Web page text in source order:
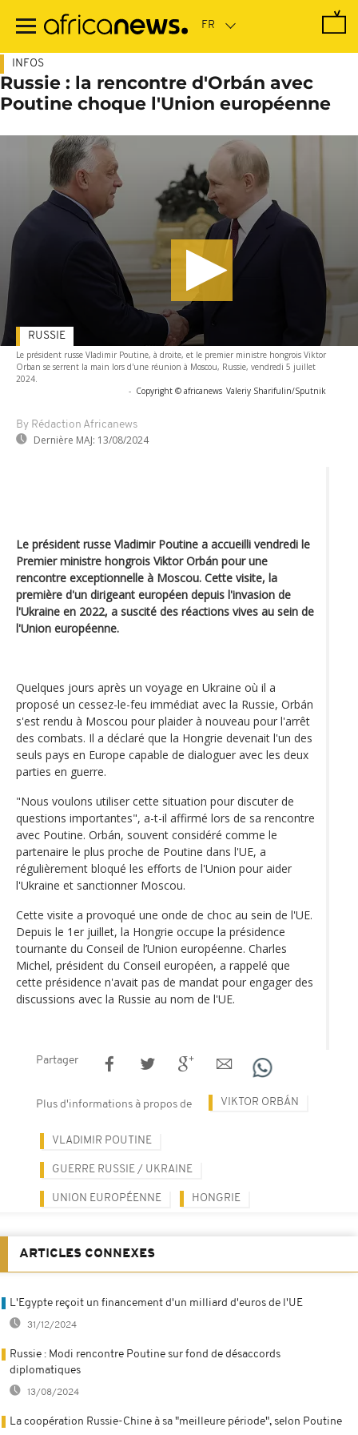
contenu
INFOS
Russie : la rencontre d'Orbán avec
Poutine choque l'Union européenne
Le président russe Vladimir Poutine, à droite, et le premier ministre hongrois Viktor
Orban se serrent la main lors d'une réunion à Moscou, Russie, vendredi 5 juillet
2024.
- Copyright © africanews Valeriy Sharifulin/Sputnik
By Rédaction Africanews
Dernière MAJ: 13/08/2024
RUSSIE
Le président russe Vladimir Poutine a accueilli vendredi le
Premier ministre hongrois Viktor Orbán pour une
rencontre exceptionnelle à Moscou. Cette visite, la
première d'un dirigeant européen depuis l'invasion de
l'Ukraine en 2022, a suscité des réactions vives au sein de
l'Union européenne.
Quelques jours après un voyage en Ukraine où il a
proposé un cessez-le-feu immédiat avec la Russie, Orbán
s'est rendu à Moscou pour plaider à nouveau pour l'arrêt
des combats. Il a déclaré que la Hongrie devenait l'un des
seuls pays en Europe capable de dialoguer avec les deux
parties en guerre.
"Nous voulons utiliser cette situation pour discuter de
questions importantes", a-t-il affirmé lors de sa rencontre
avec Poutine. Orbán, souvent considéré comme le
partenaire le plus proche de Poutine dans l'UE, a
régulièrement bloqué les efforts de l'Union pour aider
l'Ukraine et sanctionner Moscou.
Cette visite a provoqué une onde de choc au sein de l'UE.
Depuis le 1er juillet, la Hongrie occupe la présidence
tournante du Conseil de l’Union européenne. Charles
Michel, président du Conseil européen, a rappelé que
cette présidence n'avait pas de mandat pour engager des
discussions avec la Russie au nom de l'UE.
Partager
Plus d'informations à propos de VIKTOR ORBÁN
VLADIMIR POUTINE
GUERRE RUSSIE / UKRAINE
UNION EUROPÉENNE HONGRIE
ARTICLES CONNEXES
L'Egypte reçoit un financement d'un milliard d'euros de l'UE
31/12/2024
Russie : Modi rencontre Poutine sur fond de désaccords
diplomatiques
13/08/2024
La coopération Russie-Chine à sa "meilleure période", selon Poutine